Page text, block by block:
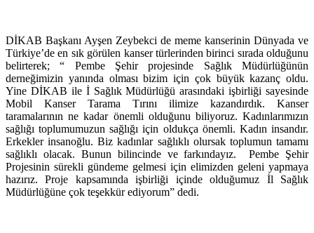
DİKAB Başkanı Ayşen Zeybekci de meme kanserinin Dünyada ve
Türkiye’de en sık görülen kanser türlerinden birinci sırada olduğunu
belirterek; “ Pembe Şehir projesinde Sağlık Müdürlüğünün
derneğimizin yanında olması bizim için çok büyük kazanç oldu.
Yine DİKAB ile İ Sağlık Müdürlüğü arasındaki işbirliği sayesinde
Mobil Kanser Tarama Tırını ilimize kazandırdık. Kanser
taramalarının ne kadar önemli olduğunu biliyoruz. Kadınlarımızın
sağlığı toplumumuzun sağlığı için oldukça önemli. Kadın insandır.
Erkekler insanoğlu. Biz kadınlar sağlıklı olursak toplumun tamamı
sağlıklı olacak. Bunun bilincinde ve farkındayız. Pembe Şehir
Projesinin sürekli gündeme gelmesi için elimizden geleni yapmaya
hazırız. Proje kapsamında işbirliği içinde olduğumuz İl Sağlık
Müdürlüğüne çok teşekkür ediyorum” dedi.